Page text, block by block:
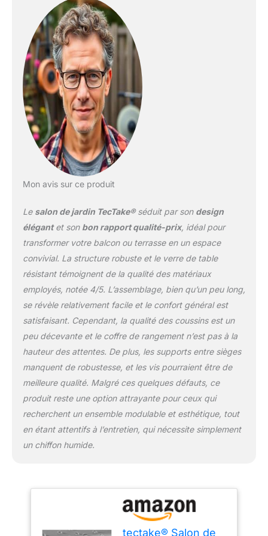
salon en rotin l'endroit
idéal pour se détendre.
Parfait pour accueillir
amis et famille, ce
fauteuil salon
transformera vos
moments en plein air en
souvenirs précieux.
ROBUSTESSE ET
ÉLÉGANCE: Notre salon
jardin exterieur, fabriqué
Le support en acier
que les embouts en
plastique protègent votre
sol, faisant de ce fauteuil
en rotin une pièce
ensemble meuble salon.
DESIGN MODULAIRE ET
POLYVALENT:
Réinventez votre espace
salon de jardin
modulable. Agencez les
éléments selon vos
désirs pour créer un coin
unique qui s'adapte
réceptions. Que ce soit
D'ENTRETIEN ET
RANGEMENT
Mon avis sur ce produit
Le salon de jardin TecTake®séduit par son design
élégantet son bon rapport qualité-prix, idéal pour
transformer votre balcon ou terrasse en un espace
convivial. La structure robuste et le verre de table
résistant témoignent de la qualité des matériaux
employés, notée 4/5. L’assemblage, bien qu’un peu long,
se révèle relativement facile et le confort général est
satisfaisant. Cependant, la qualité des coussins est un
peu décevante et le coffre de rangement n’est pas à la
hauteur des attentes. De plus, les supports entre sièges
manquent de robustesse, et les vis pourraient être de
meilleure qualité. Malgré ces quelques défauts, ce
produit reste une option attrayante pour ceux qui
recherchent un ensemble modulable et esthétique, tout
en étant attentifs à l’entretien, qui nécessite simplement
un chiffon humide.
tectake® Salon de